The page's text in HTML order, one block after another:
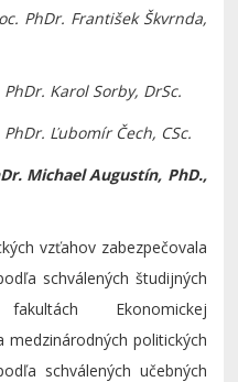
PhDr. František Škvrnda,
Karol Sorby, DrSc.
Ľubomír Čech, CSc.
Michael Augustín, PhD.,
vzťahov zabezpečovala
schválených študijných
Ekonomickej
medzinárodných politických
schválených učebných